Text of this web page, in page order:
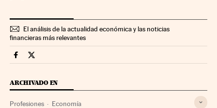
El análisis de la actualidad económica y las noticias
financieras más relevantes
Economia Cinco Días en Facebook
Economia Cinco Días en Twitter
ARCHIVADO EN
Profesiones Economía